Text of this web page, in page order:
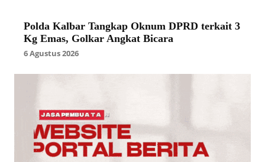
Polda Kalbar Tangkap Oknum DPRD terkait 3
Kg Emas, Golkar Angkat Bicara
6 Agustus 2026